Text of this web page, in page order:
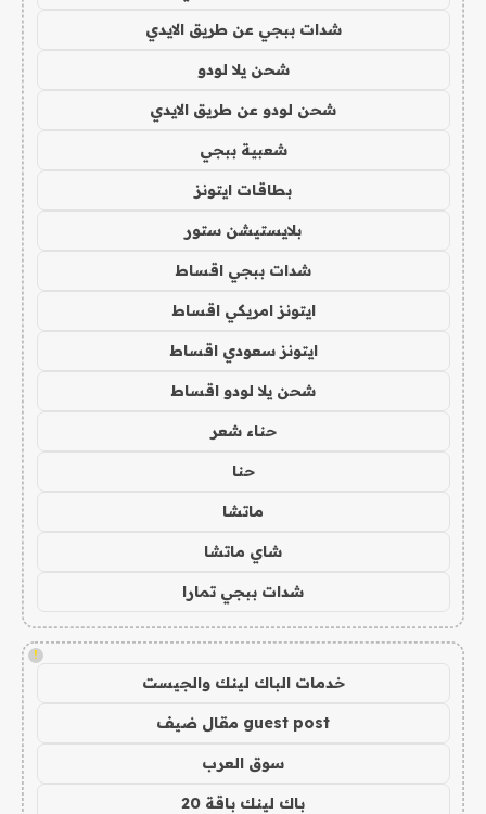
شدات ببجي عن طريق الايدي
شحن يلا لودو
شحن لودو عن طريق الايدي
شعبية ببجي
بطاقات ايتونز
بلايستيشن ستور
شدات ببجي اقساط
ايتونز امريكي اقساط
ايتونز سعودي اقساط
شحن يلا لودو اقساط
حناء شعر
حنا
ماتشا
شاي ماتشا
شدات ببجي تمارا
!
خدمات الباك لينك والجيست
guest post مقال ضيف
سوق العرب
باك لينك باقة 20